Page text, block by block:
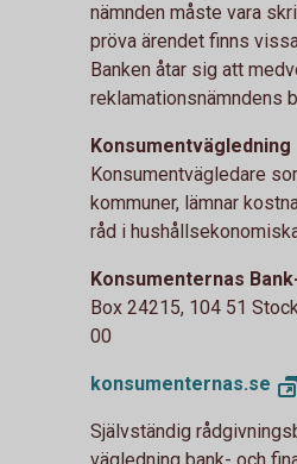
nämnden måste vara
pröva ärendet finns
Banken åtar sig att
reklamationsnämndens
Konsumentvägledning
Konsumentvägledare
kommuner, lämnar
råd i
Konsumenternas
Box 24215, 104 51
00
konsumenternas.se
Självständig